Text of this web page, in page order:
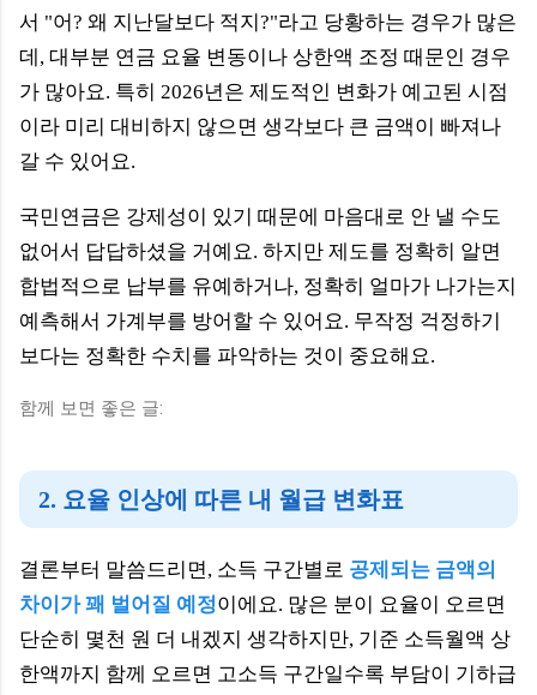
서 "어? 왜 지난달보다 적지?"라고 당황하는 경우가 많은
데, 대부분 연금 요율 변동이나 상한액 조정 때문인 경우
가 많아요. 특히 2026년은 제도적인 변화가 예고된 시점
이라 미리 대비하지 않으면 생각보다 큰 금액이 빠져나
갈 수 있어요.
국민연금은 강제성이 있기 때문에 마음대로 안 낼 수도
없어서 답답하셨을 거예요. 하지만 제도를 정확히 알면
합법적으로 납부를 유예하거나, 정확히 얼마가 나가는지
예측해서 가계부를 방어할 수 있어요. 무작정 걱정하기
보다는 정확한 수치를 파악하는 것이 중요해요.
함께 보면 좋은 글:
2. 요율 인상에 따른 내 월급 변화표
결론부터 말씀드리면, 소득 구간별로 공제되는 금액의
차이가 꽤 벌어질 예정이에요. 많은 분이 요율이 오르면
단순히 몇천 원 더 내겠지 생각하지만, 기준 소득월액 상
한액까지 함께 오르면 고소득 구간일수록 부담이 기하급